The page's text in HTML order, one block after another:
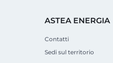
ASTEA ENERGIA
Contatti
Sedi sul territorio